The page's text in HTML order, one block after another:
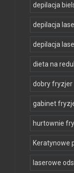
depilacja
depilacja
depilacja
dieta na
dobry fryzjer
gabinet
hurtownie
Keratynowe
laserowe